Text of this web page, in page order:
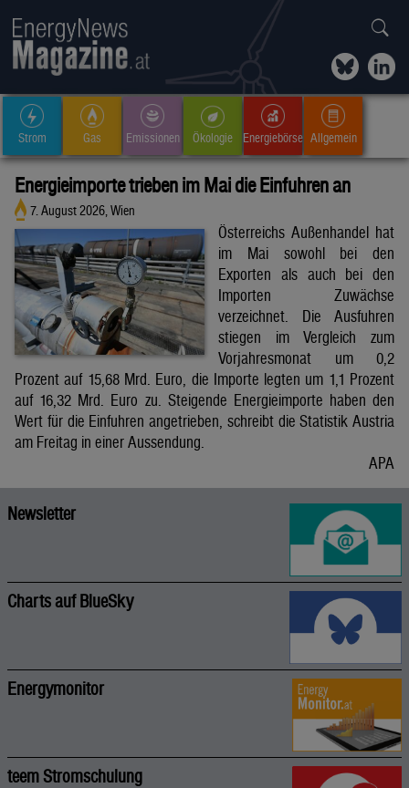
Strom Gas Emissionen Ökologie Energiebörse Allgemein
Energieimporte trieben im Mai die Einfuhren an
7. August 2026, Wien
Österreichs Außenhandel hat
im Mai sowohl bei den
Exporten als auch bei den
Importen Zuwächse
verzeichnet. Die Ausfuhren
stiegen im Vergleich zum
Vorjahresmonat um 0,2
Prozent auf 15,68 Mrd. Euro, die Importe legten um 1,1 Prozent
auf 16,32 Mrd. Euro zu. Steigende Energieimporte haben den
Wert für die Einfuhren angetrieben, schreibt die Statistik Austria
am Freitag in einer Aussendung.
APA
Newsletter
Charts auf BlueSky
Energymonitor
teem Stromschulung